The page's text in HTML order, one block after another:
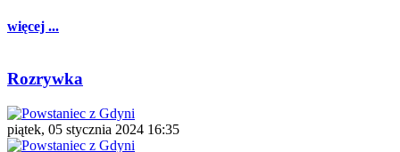
więcej ...
Rozrywka
piątek, 05 stycznia 2024 16:35